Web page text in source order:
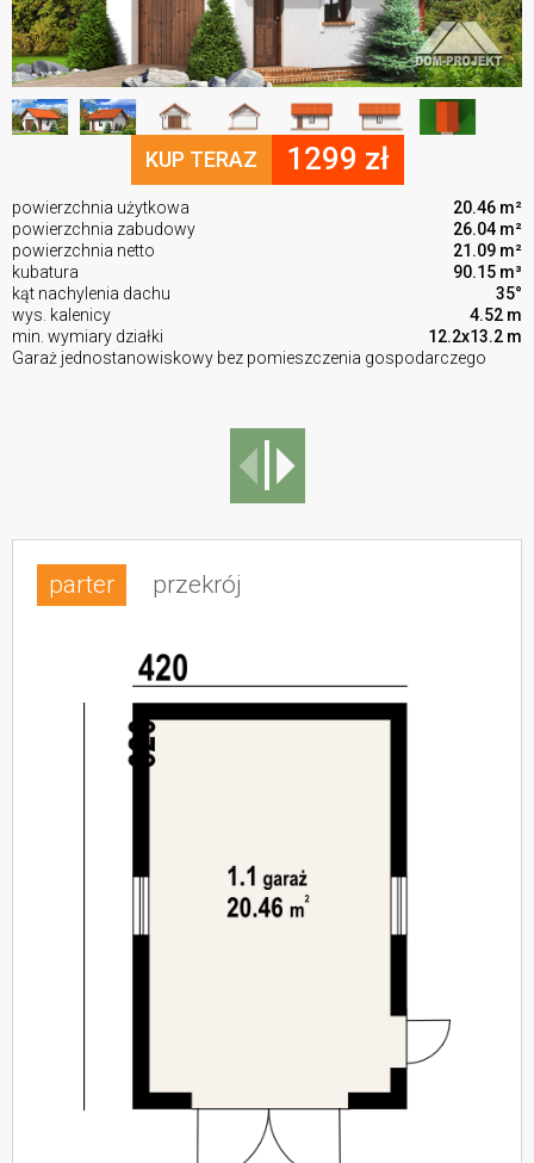
KUP TERAZ 1299 zł
powierzchnia użytkowa
20.46 m²
powierzchnia zabudowy
26.04 m²
powierzchnia netto
21.09 m²
kubatura
90.15 m³
kąt nachylenia dachu
35°
wys. kalenicy
4.52 m
min. wymiary działki
12.2x13.2 m
Garaż jednostanowiskowy bez pomieszczenia gospodarczego
parter przekrój